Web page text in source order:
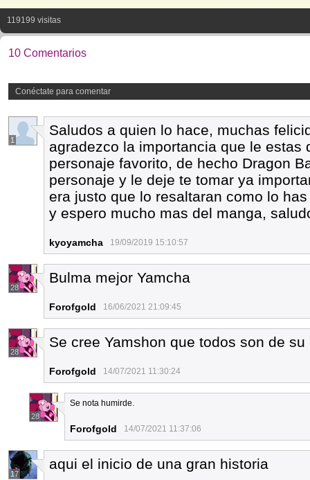
119199 visitas
10 Comentarios
Conéctate para comentar
1
Saludos a quien lo hace, muchas
agradezco la importancia que le estas
personaje favorito, de hecho Dragon
personaje y le deje te tomar ya
era justo que lo resaltaran como lo
y espero mucho mas del manga,
kyoyamcha 19/09/2019 15:10:57
28
Bulma mejor Yamcha
Forofgold 16/06/2021 21:09:45
28
Se cree Yamshon que todos son de
Forofgold 14/07/2021 11:30:24
28
Se nota humirde.
Forofgold 14/07/2021 11:37:06
17
aqui el inicio de una gran historia